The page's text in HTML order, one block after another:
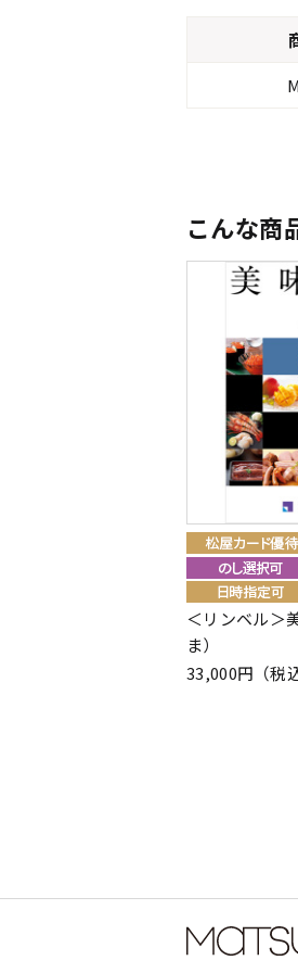
こんな商
＜リンベル＞
ま）
33,000円（税込